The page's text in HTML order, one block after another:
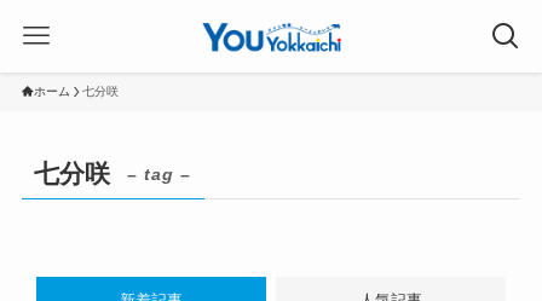
ホーム 七分咲
七分咲 – tag –